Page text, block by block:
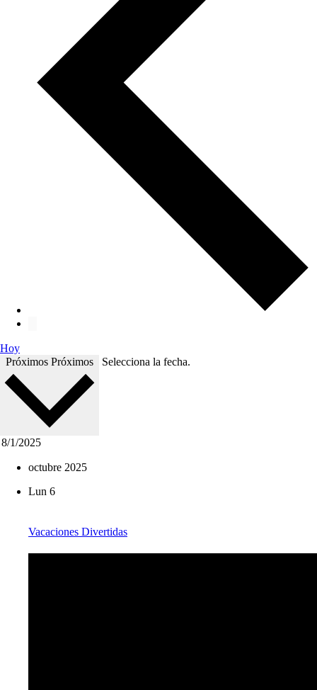
Hoy
Próximos Próximos Selecciona la fecha.
octubre 2025
Lun 6
Vacaciones Divertidas